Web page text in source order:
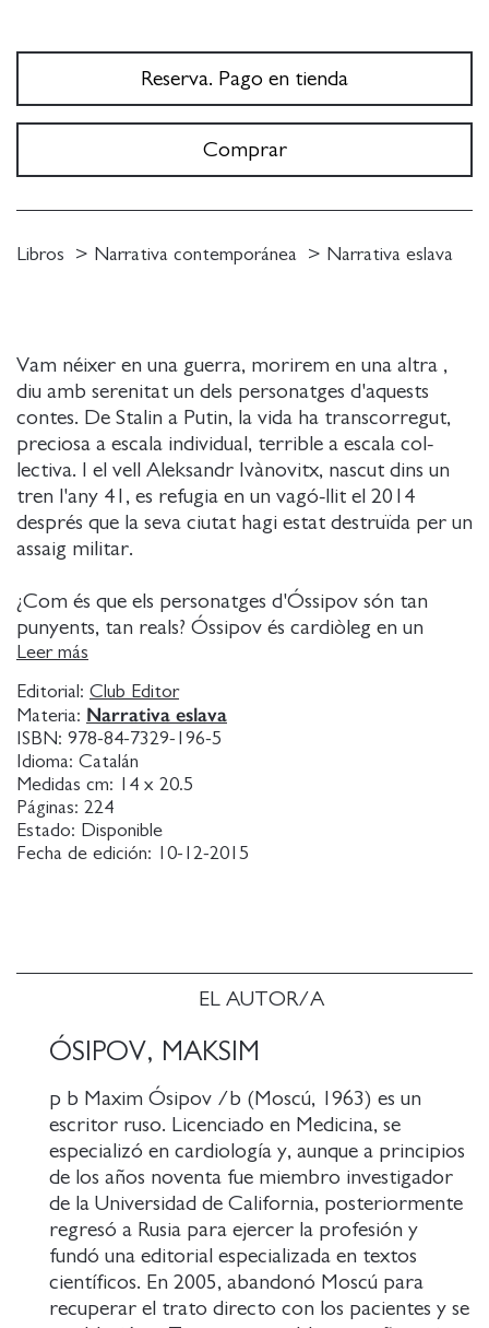
EL AUTOR/A
ÓSIPOV, MAKSIM
p b Maxim Ósipov /b (Moscú, 1963) es un
escritor ruso. Licenciado en Medicina, se
especializó en cardiología y, aunque a principios
de los años noventa fue miembro investigador
de la Universidad de California, posteriormente
regresó a Rusia para ejercer la profesión y
fundó una editorial especializada en textos
científicos. En 2005, abandonó Moscú para
recuperar el trato directo con los pacientes y se
Vam néixer en una guerra, morirem en una altra ,
diu amb serenitat un dels personatges d'aquests
contes. De Stalin a Putin, la vida ha transcorregut,
preciosa a escala individual, terrible a escala col-
lectiva. I el vell Aleksandr Ivànovitx, nascut dins un
tren l'any 41, es refugia en un vagó-llit el 2014
després que la seva ciutat hagi estat destruïda per un
assaig militar.
¿Com és que els personatges d'Óssipov són tan
punyents, tan reals? Óssipov és cardiòleg en un
hospital públic, la seva consulta acull una enorme
varietat de persones, cadascuna amb el seu feix
d'històries. Per sobre l'espatlla del metge, l'escriptor
també ausculta, i escriu. En els seus relats, l'instint de
fugir i rentar-se les mans del desastre xoca amb el
sentiment de pertànyer a una certa família. La
família dels ocells domèstics que no fan mal a ningú,
que no s'han tornat cruels en contacte amb els
predadors. No sempre estan preparats per
Però no hi ha part més amable del món. Només hi
ha això que en diem casa: un vagó-llit, una habitació
se val, mentre hi floreixi una mica de bondat i de
sàpiga explicar-ho. A Rússia n'hi ha més d'un, de
Txékhov a Óssipov. Tenen molt a veure l'un amb
l'altre. Poderosos i humaníssims, el seu crit d'ocell
domèstic és capaç de preservar la nostra sensibilitat
de cor.
Leer más
Editorial: Club Editor
Materia: Narrativa eslava
ISBN: 978-84-7329-196-5
Idioma: Catalán
Medidas cm:
14 x 20.5
Páginas: 224
Estado: Disponible
Fecha de edición:
10-12-2015
Reserva. Pago en tienda
Comprar
Libros Narrativa contemporánea Narrativa eslava